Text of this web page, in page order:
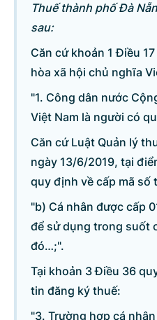
Hỏi đáp về quyền sử
Hỏi đáp về tuyển sinh
Câu hỏi thường gặp về
© CỔNG THÔNG TIN
Tổng Giám đốc: Nguyễn Hồng
Thuế thành phố Đà
sau:
Căn cứ khoản 1 Điều
hòa xã hội chủ nghĩa
"1. Công dân nước
Việt Nam là người có
Căn cứ Luật Quản lý
ngày 13/6/2019, tại
quy định về cấp mã số
"b) Cá nhân được cấp
để sử dụng trong suốt
đó…;".
Tại khoản 3 Điều 36
tin đăng ký thuế:
"3. Trường hợp cá